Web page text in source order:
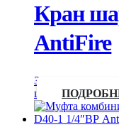
Кран
AntiFire
Запросить
цену